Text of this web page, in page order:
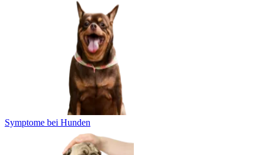
Symptome bei Hunden